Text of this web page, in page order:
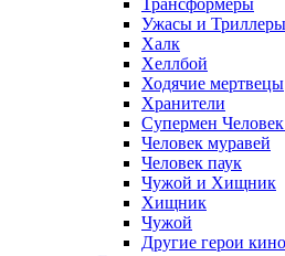
Трансформеры
Ужасы и Триллеры
Халк
Хеллбой
Ходячие мертвецы
Хранители
Супермен Человек
Человек муравей
Человек паук
Чужой и Хищник
Хищник
Чужой
Другие герои кино